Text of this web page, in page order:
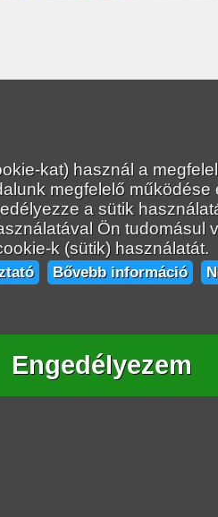
kat) használ a
megfelelő működése
a sütik
Ön tudomásul
k (sütik) használatát.
Bővebb információ
Engedélyezem